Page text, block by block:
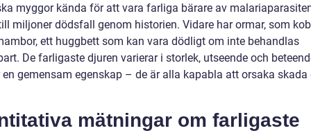
myggor kända för att vara farliga bärare av
miljoner dödsfall genom historien. Vidare har ormar, som
ett huggbett som kan vara dödligt om inte behandlas
De farligaste djuren varierar i storlek, utseende och
en gemensam egenskap – de är alla kapabla att orsaka skada
mätningar om farligaste